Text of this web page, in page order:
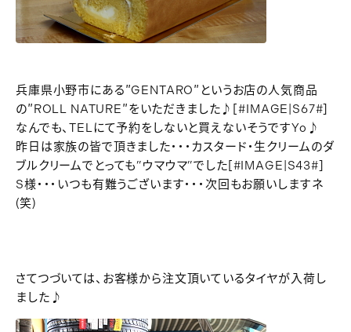
兵庫県小野市にある″GENTARO″というお店の人気商品
の″ROLL NATURE″をいただきました♪[#IMAGE|S67#]
なんでも、TELにて予約をしないと買えないそうですYo♪
昨日は家族の皆で頂きました・・・カスタード・生クリームのダ
ブルクリームでとっても”ウマウマ”でした[#IMAGE|S43#]
S様・・・いつも有難うございます・・・次回もお願いしますネ
(笑)
さてつづいては、お客様から注文頂いているタイヤが入荷し
ました♪